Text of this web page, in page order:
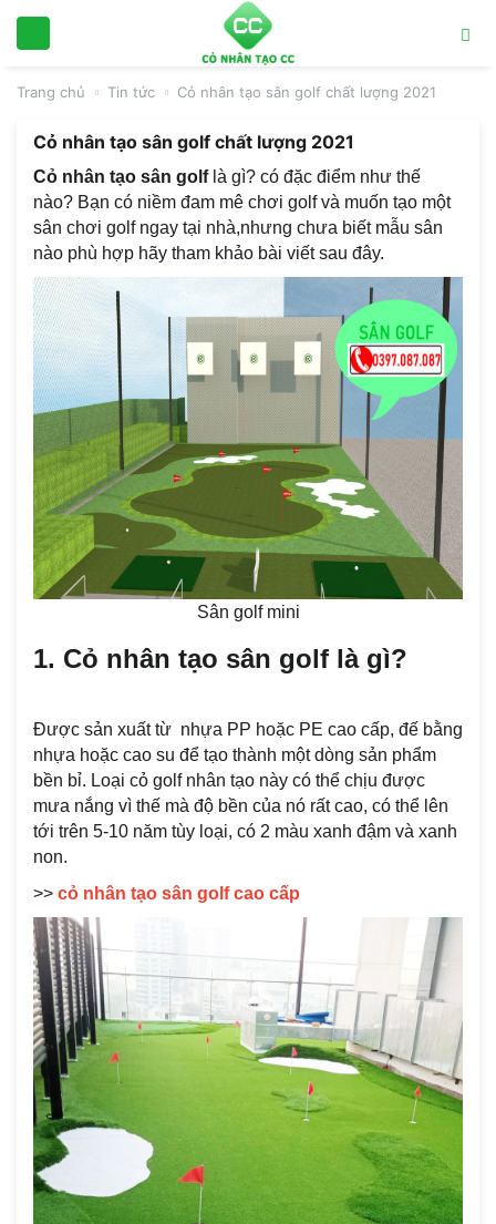
Trang chủ Tin tức Cỏ nhân tạo sân golf chất lượng 2021
Cỏ nhân tạo sân golf chất lượng 2021
Cỏ nhân tạo sân golf là gì? có đặc điểm như thế
nào? Bạn có niềm đam mê chơi golf và muốn tạo một
sân chơi golf ngay tại nhà,nhưng chưa biết mẫu sân
nào phù hợp hãy tham khảo bài viết sau đây.
Sân golf mini
1. Cỏ nhân tạo sân golf là gì?
Được sản xuất từ nhựa PP hoặc PE cao cấp, đế bằng
nhựa hoặc cao su để tạo thành một dòng sản phẩm
bền bỉ. Loại cỏ golf nhân tạo này có thể chịu được
mưa nắng vì thế mà độ bền của nó rất cao, có thể lên
tới trên 5-10 năm tùy loại, có 2 màu xanh đậm và xanh
non.
>> cỏ nhân tạo sân golf cao cấp